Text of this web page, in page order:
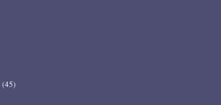
(45)